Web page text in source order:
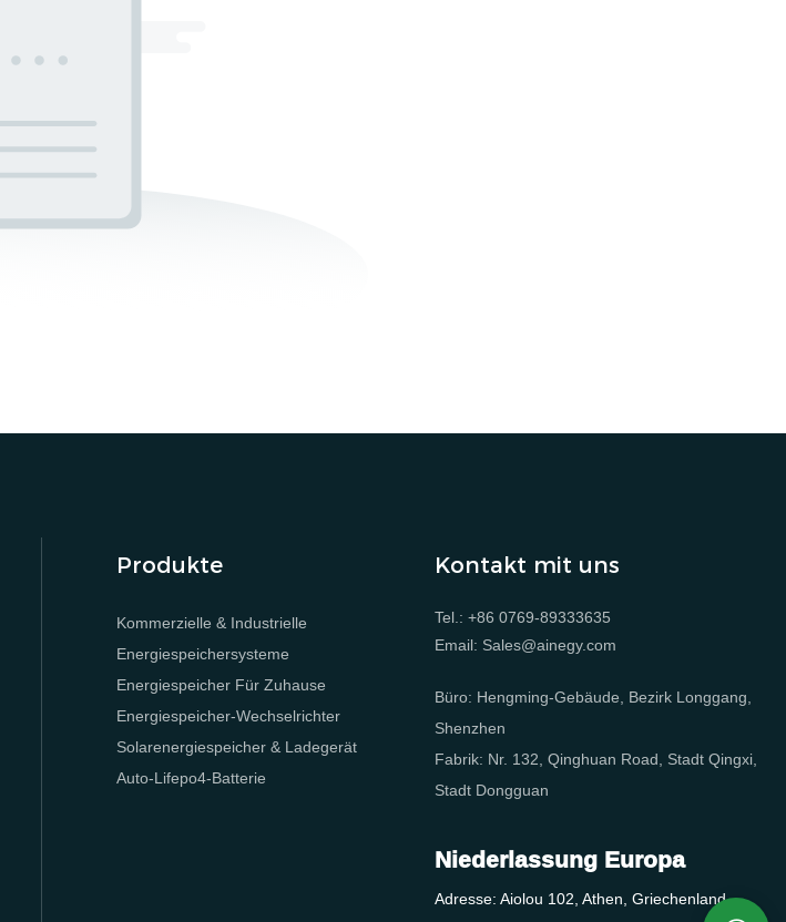
Produkte
Kommerzielle & Industrielle
Energiespeichersysteme
Energiespeicher Für Zuhause
Energiespeicher-Wechselrichter
Solarenergiespeicher & Ladegerät
Auto-Lifepo4-Batterie
Kontakt mit uns
Tel.: +86 0769-89333635
Email: Sales@ainegy.com
Büro: Hengming-Gebäude, Bezirk Longgang,
Shenzhen
Fabrik: Nr. 132, Qinghuan Road, Stadt Qingxi,
Stadt Dongguan
Niederlassung Europa
Adresse: Aiolou 102, Athen, Griechenland